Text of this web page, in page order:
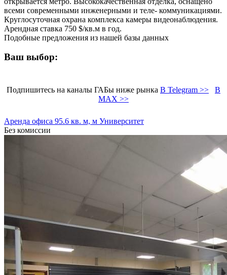
всеми современными инженерными и теле- коммуникациями.
Круглосуточная охрана комплекса камеры видеонаблюдения.
Арендная ставка 750 $/кв.м в год.
Подобные предложения из нашей базы данных
Ваш выбор:
Подпишитесь на каналы ГАБы ниже рынка В Telegram >>
В
MAX >>
Аренда офиса 95.6 кв. м, м Университет
Без комиссии